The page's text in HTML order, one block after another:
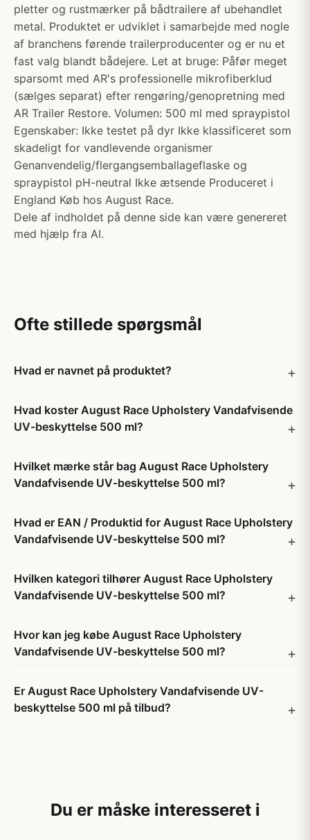
pletter og rustmærker på bådtrailere af ubehandlet
metal. Produktet er udviklet i samarbejde med nogle
af branchens førende trailerproducenter og er nu et
fast valg blandt bådejere. Let at bruge: Påfør meget
sparsomt med AR's professionelle mikrofiberklud
(sælges separat) efter rengøring/genopretning med
AR Trailer Restore. Volumen: 500 ml med spraypistol
Egenskaber: Ikke testet på dyr Ikke klassificeret som
skadeligt for vandlevende organismer
Genanvendelig/flergangsemballageflaske og
spraypistol pH-neutral Ikke ætsende Produceret i
England Køb hos August Race.
Dele af indholdet på denne side kan være genereret
med hjælp fra AI.
Ofte stillede spørgsmål
Hvad er navnet på produktet?
Hvad koster August Race Upholstery Vandafvisende
UV-beskyttelse 500 ml?
Hvilket mærke står bag August Race Upholstery
Vandafvisende UV-beskyttelse 500 ml?
Hvad er EAN / Produktid for August Race Upholstery
Vandafvisende UV-beskyttelse 500 ml?
Hvilken kategori tilhører August Race Upholstery
Vandafvisende UV-beskyttelse 500 ml?
Hvor kan jeg købe August Race Upholstery
Vandafvisende UV-beskyttelse 500 ml?
Er August Race Upholstery Vandafvisende UV-
beskyttelse 500 ml på tilbud?
Du er måske interesseret i